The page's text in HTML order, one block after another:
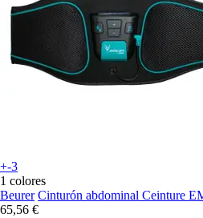
+-3
1 colores
Beurer Cinturón abdominal Ceinture
65,56 €